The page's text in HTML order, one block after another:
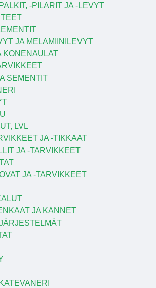
-PILARIT JA -LEVYT
JA MELAMIINILEVYT
KONENAULAT
SEMENTIT
LVL
JA -TIKKAAT
JA -TARVIKKEET
JA -TARVIKKEET
JA KANNET